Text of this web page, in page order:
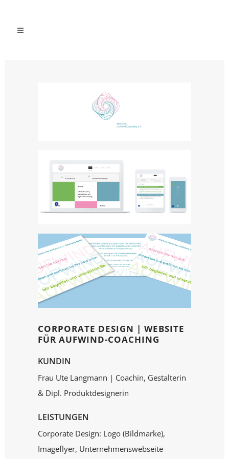
CORPORATE DESIGN | WEBSITE
FÜR AUFWIND-COACHING
KUNDIN
Frau Ute Langmann | Coachin, Gestalterin
& Dipl. Produktdesignerin
LEISTUNGEN
Corporate Design: Logo (Bildmarke),
Imageflyer, Unternehmenswebseite